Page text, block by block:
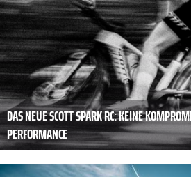
DAS NEUE SCOTT SPARK RC: KEINE
PERFORMANCE